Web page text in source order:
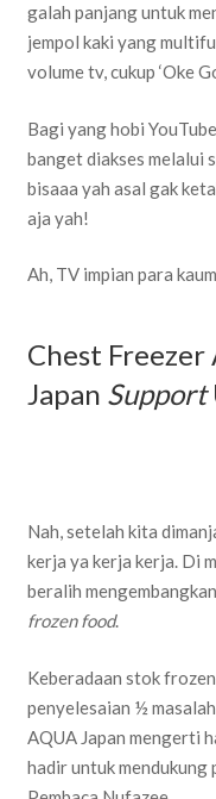
galah panjang untuk
jempol kaki yang
volume tv, cukup ‘Oke
Bagi yang hobi
banget diakses melalui
bisaaa yah asal gak
aja yah!
Ah, TV impian para
Chest Freezer
Japan Support
Nah, setelah kita
kerja ya kerja kerja. Di
beralih
frozen food.
Keberadaan stok
penyelesaian ½
AQUA Japan mengerti
hadir untuk mendukung